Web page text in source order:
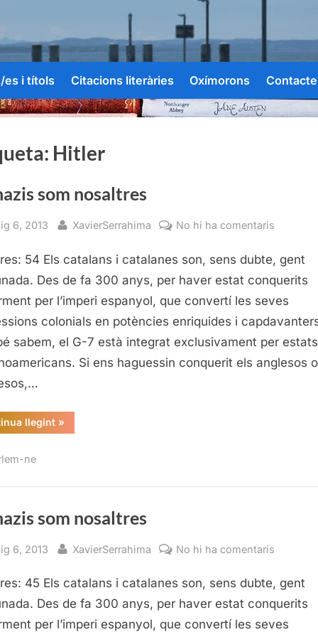
es i títols Citacions literàries Oxímorons Contacte
Hitler
som nosaltres
6, 2013 By
XavierSerrahima No hi ha comentaris
nazis
som
nosaltres
54 Els catalans i catalanes son, sens dubte, gent
Des de fa 300 anys, per haver estat conquerits
per l’imperi espanyol, que convertí les seves
colonials en potències enriquides i
sabem, el G-7 està integrat exclusivament per estats
Si ens haguessin conquerit els anglesos
llegint“Els
nazis
»
ne
som nosaltres
6, 2013 By
XavierSerrahima No hi ha comentaris
nazis
som
nosaltres
45 Els catalans i catalanes son, sens dubte, gent
Des de fa 300 anys, per haver estat conquerits
per l’imperi espanyol, que convertí les seves